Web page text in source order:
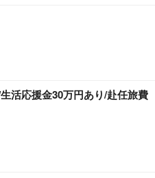
活応援金30万円あり/赴任旅費